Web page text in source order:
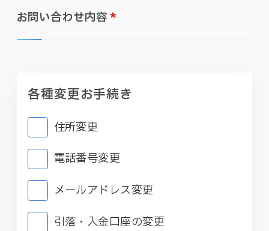
お問い合わせ内容 *
各種変更お手続き
住所変更
電話番号変更
メールアドレス変更
引落・入金口座の変更